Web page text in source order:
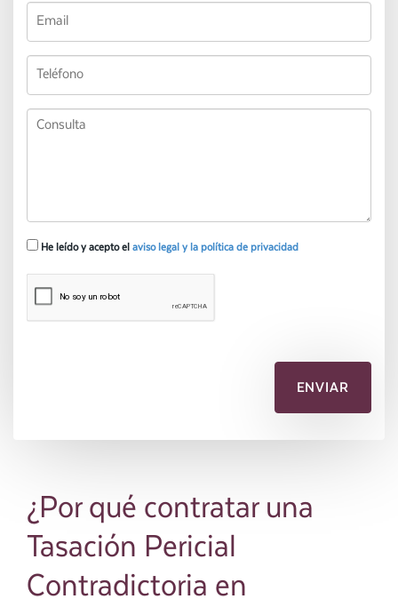
He leído y acepto el aviso legal y la política de privacidad
¿Por qué contratar una
Tasación Pericial
Contradictoria en